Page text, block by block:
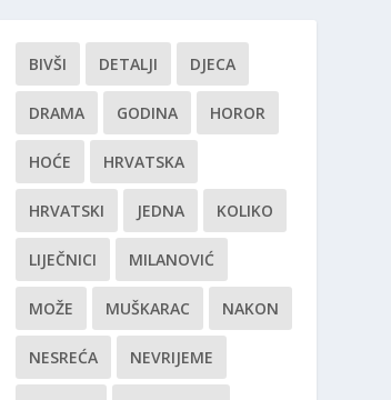
BIVŠI DETALJI DJECA
DRAMA GODINA HOROR
HOĆE HRVATSKA
HRVATSKI JEDNA KOLIKO
LIJEČNICI MILANOVIĆ
MOŽE MUŠKARAC NAKON
NESREĆA NEVRIJEME